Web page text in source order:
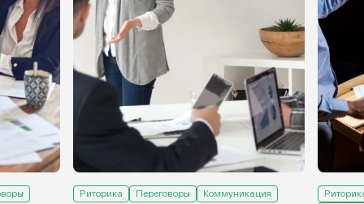
Риторика Переговоры Коммуникация